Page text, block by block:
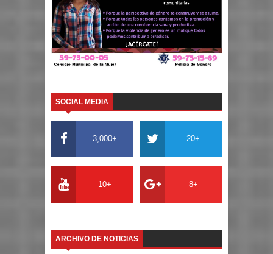
SOCIAL MEDIA
3,000+ 20+
10+ 8+
ARCHIVO DE NOTICIAS